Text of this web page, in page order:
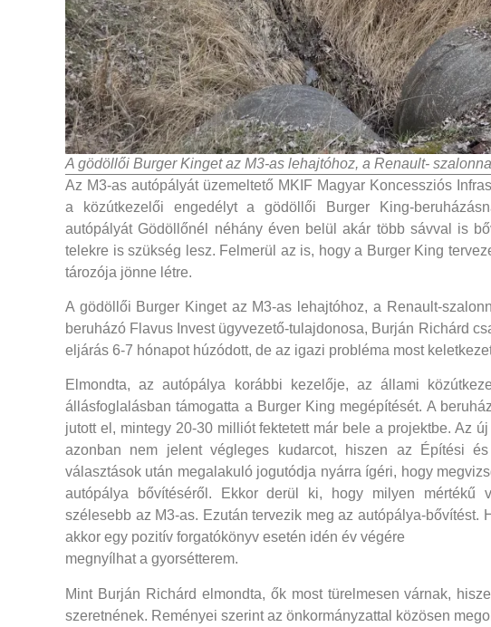
A gödöllői Burger Kinget az M3-as lehajtóhoz, a Renault-
Az M3-as autópályát üzemeltető MKIF Magyar Koncessziós
a közútkezelői engedélyt a gödöllői Burger King-
autópályát Gödöllőnél néhány éven belül akár több sávval is
telekre is szükség lesz. Felmerül az is, hogy a Burger King
tározója jönne létre.
A gödöllői Burger Kinget az M3-as lehajtóhoz, a Renault-
beruházó Flavus Invest ügyvezető-tulajdonosa, Burján Richárd
eljárás 6-7 hónapot húzódott, de az igazi probléma most
Elmondta, az autópálya korábbi kezelője, az állami
állásfoglalásban támogatta a Burger King megépítését. A
jutott el, mintegy 20-30 milliót fektetett már bele a projektbe. Az
azonban nem jelent végleges kudarcot, hiszen az Építési
választások után megalakuló jogutódja nyárra ígéri, hogy
autópálya bővítéséről. Ekkor derül ki, hogy milyen mértékű
szélesebb az M3-as. Ezután tervezik meg az autópálya-bővítést.
akkor egy pozitív forgatókönyv esetén idén év végére
megnyílhat a gyorsétterem.
Mint Burján Richárd elmondta, ők most türelmesen várnak,
szeretnének. Reményei szerint az önkormányzattal közösen